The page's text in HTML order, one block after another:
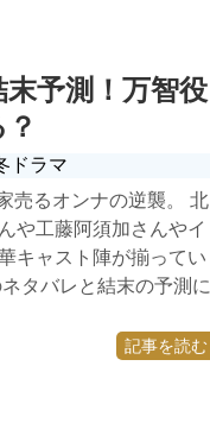
予測！万智役
ドラマ
売るオンナの逆襲。 北
や工藤阿須加さんやイ
キャスト陣が揃ってい
タバレと結末の予測に
記事を読む